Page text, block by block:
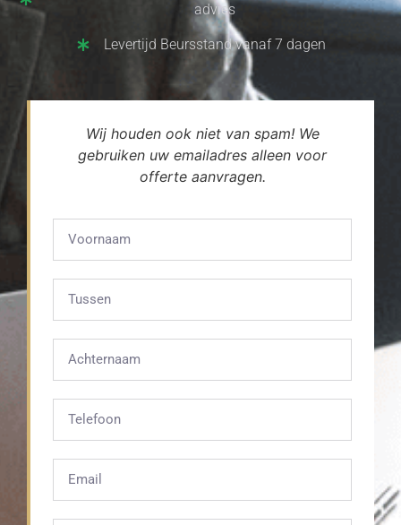
advies
Levertijd Beursstand vanaf 7 dagen
Wij houden ook niet van spam! We
gebruiken uw emailadres alleen voor
offerte aanvragen.